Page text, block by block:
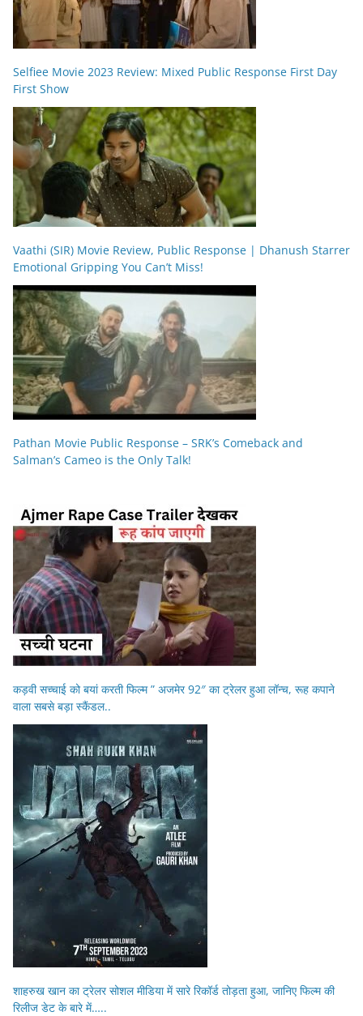
Selfiee Movie 2023 Review: Mixed Public Response First Day
First Show
Vaathi (SIR) Movie Review, Public Response | Dhanush Starrer
Emotional Gripping You Can’t Miss!
Pathan Movie Public Response – SRK’s Comeback and
Salman’s Cameo is the Only Talk!
कड़वी सच्चाई को बयां करती फिल्म ” अजमेर 92″ का ट्रेलर हुआ लॉन्च, रूह कपाने
वाला सबसे बड़ा स्कैंडल..
शाहरुख खान का ट्रेलर सोशल मीडिया में सारे रिकॉर्ड तोड़ता हुआ, जानिए फिल्म की
रिलीज डेट के बारे में…..